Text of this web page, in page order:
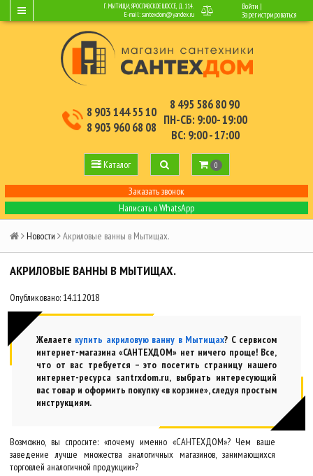
Г. МЫТИЩИ, ЯРОСЛАВСКОЕ ШОССЕ, Д.114.
E-mail:santexdom@yandex.ru
Войти |
Зарегистрироваться
8 903 144 55 10
8 903 960 68 08
8 495 586 80 90
ПН-СБ: 9:00- 19:00
ВС: 9:00 - 17:00
Каталог 0
Заказать звонок
Написать в WhatsApp
Новости Акриловые ванны в Мытищах.
АКРИЛОВЫЕ ВАННЫ В МЫТИЩАХ.
Опубликовано: 14.11.2018
Желаете купить акриловую ванну в Мытищах? С сервисом
интернет-магазина «САНТЕХДОМ» нет ничего проще! Все,
что от вас требуется – это посетить страницу нашего
интернет-ресурса santrxdom.ru, выбрать интересующий
вас товар и оформить покупку «в корзине», следуя простым
инструкциям.
Возможно, вы спросите: «почему именно «САНТЕХДОМ»? Чем ваше
заведение лучше множества аналогичных магазинов, занимающихся
торговлей аналогичной продукции»?